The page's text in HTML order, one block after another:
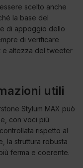
scelto anche
la base del
di appoggio dello
di verificare
e altezza del tweeter
utili
Stylum MAX può
con voci più
rispetto al
la struttura robusta
ferma e coerente.